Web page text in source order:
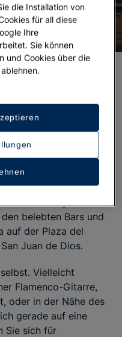
von Cádiz zu den
wurde sie von
v. Chr., gemeinsam
Stadtbild lädt dazu
schmalen Gassen zu
und
belebten Bars und
auf der Plaza del
Juan de Dios.
Vielleicht
Flamenco-Gitarre,
oder in der Nähe des
gerade auf eine
Sie sich für
die Installation von
für all diese
Ihre
Sie können
und Cookies über die